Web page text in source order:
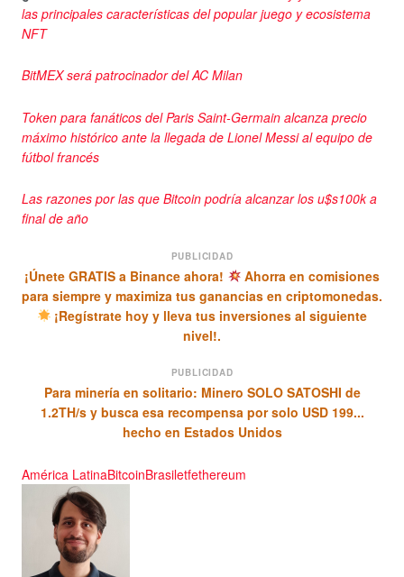
las principales características del popular juego y ecosistema
NFT
BitMEX será patrocinador del AC Milan
Token para fanáticos del Paris Saint-Germain alcanza precio
máximo histórico ante la llegada de Lionel Messi al equipo de
fútbol francés
Las razones por las que Bitcoin podría alcanzar los u$s100k a
final de año
PUBLICIDAD
¡Únete GRATIS a Binance ahora!
Ahorra en comisiones
para siempre y maximiza tus ganancias en criptomonedas.
¡Regístrate hoy y lleva tus inversiones al siguiente
nivel!.
PUBLICIDAD
Para minería en solitario: Minero SOLO SATOSHI de
1.2TH/s y busca esa recompensa por solo USD 199...
hecho en Estados Unidos
América LatinaBitcoinBrasiletfethereum